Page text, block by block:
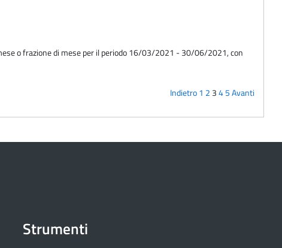
o frazione di mese per il periodo 16/03/2021 - 30/06/2021, con
Indietro1 2 345Avanti
Strumenti